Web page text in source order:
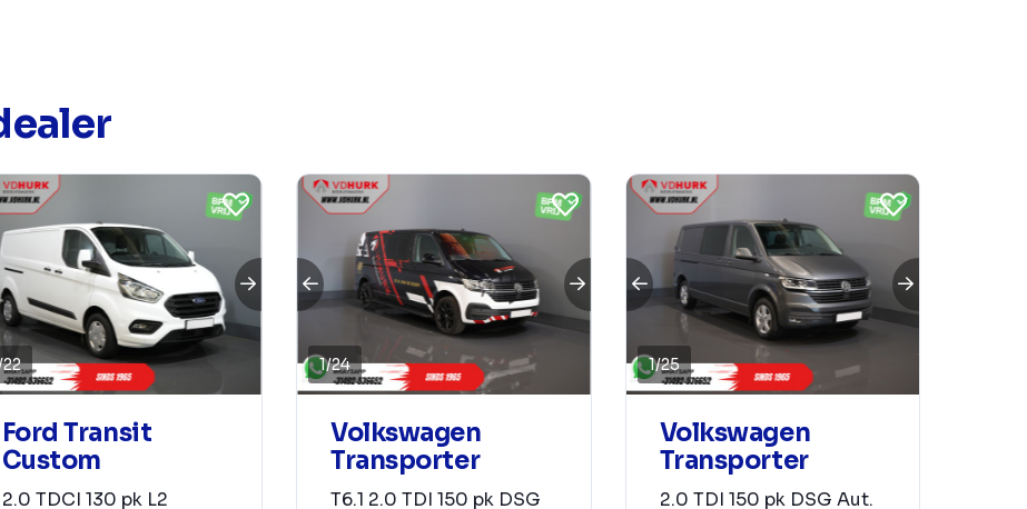
22
Ford Transit
Custom
2.0 TDCI 130 pk L2
1/24
Volkswagen
Transporter
T6.1 2.0 TDI 150 pk DSG
1/25
Volkswagen
Transporter
2.0 TDI 150 pk DSG Aut.